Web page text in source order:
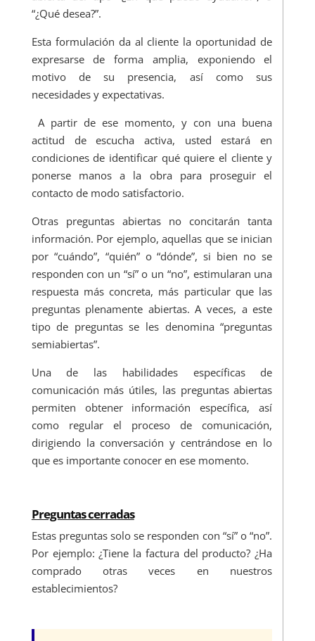
“¿Qué desea?”.
Esta formulación da al cliente la oportunidad de
expresarse de forma amplia, exponiendo el
motivo de su presencia, así como sus
necesidades y expectativas.
A partir de ese momento, y con una buena
actitud de escucha activa, usted estará en
condiciones de identificar qué quiere el cliente y
ponerse manos a la obra para proseguir el
contacto de modo satisfactorio.
Otras preguntas abiertas no concitarán tanta
información. Por ejemplo, aquellas que se inician
por “cuándo”, “quién” o “dónde”, si bien no se
responden con un “sí” o un “no”, estimularan una
respuesta más concreta, más particular que las
preguntas plenamente abiertas. A veces, a este
tipo de preguntas se les denomina “preguntas
semiabiertas”.
Una de las habilidades específicas de
comunicación más útiles, las preguntas abiertas
permiten obtener información específica, así
como regular el proceso de comunicación,
dirigiendo la conversación y centrándose en lo
que es importante conocer en ese momento.
Preguntas cerradas
Estas preguntas solo se responden con “sí” o “no”.
Por ejemplo: ¿Tiene la factura del producto? ¿Ha
comprado otras veces en nuestros
establecimientos?